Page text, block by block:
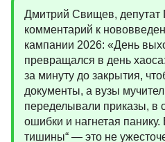
Дмитрий Свищев,
комментарий к
кампании 2026: «День
превращался в день
за минуту до закрытия,
документы, а вузы
переделывали приказы, в
ошибки и нагнетая панику.
тишины“ — это не